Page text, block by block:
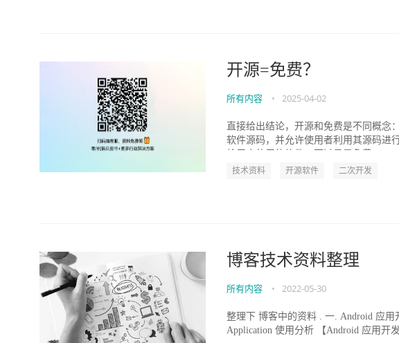
开源=免费？
所有内容 • 2025-04-02
直接给出结论，开源和免费是不同概念
软件源码，并允许使用者利用其源码进
技术资料 开源软件 二次开发
博客技术资料整理
所有内容 • 2022-05-30
整理下 博客中的资料 . 一. Android 应用
Application 使用分析 【Android 应用开